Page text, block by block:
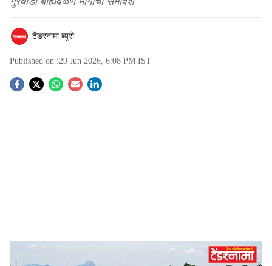
टेंडरनामा ब्युरो
Published on :29 Jun 2026, 6:08 PM IST
S
h
-Tendernama